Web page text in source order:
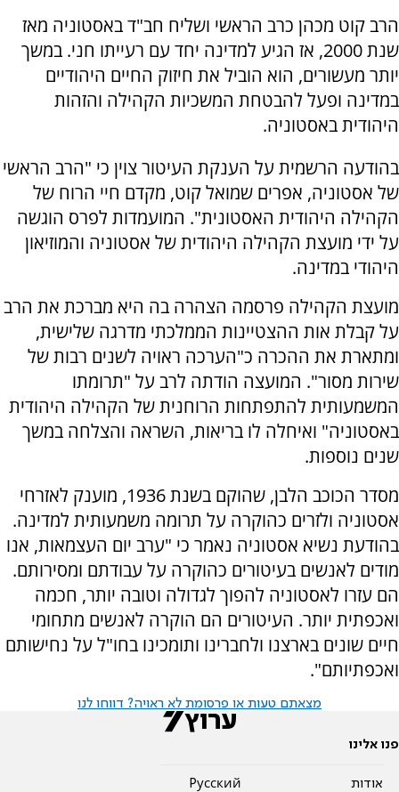
הרב קוט מכהן כרב הראשי ושליח חב"ד באסטוניה מאז
שנת 2000, אז הגיע למדינה יחד עם רעייתו חני. במשך
יותר מעשורים, הוא הוביל את חיזוק החיים היהודיים
במדינה ופעל להבטחת המשכיות הקהילה והזהות
היהודית באסטוניה.
בהודעה הרשמית על הענקת העיטור צוין כי "הרב הראשי
של אסטוניה, אפרים שמואל קוט, מקדם חיי הרוח של
הקהילה היהודית האסטונית". המועמדות לפרס הוגשה
על ידי מועצת הקהילה היהודית של אסטוניה והמוזיאון
היהודי במדינה.
מועצת הקהילה פרסמה הצהרה בה היא מברכת את הרב
על קבלת אות ההצטיינות הממלכתי מדרגה שלישית,
ומתארת את ההכרה כ"הערכה ראויה לשנים רבות של
שירות מסור". המועצה הודתה לרב על "תרומתו
המשמעותית להתפתחות הרוחנית של הקהילה היהודית
באסטוניה" ואיחלה לו בריאות, השראה והצלחה במשך
שנים נוספות.
מסדר הכוכב הלבן, שהוקם בשנת 1936, מוענק לאזרחי
אסטוניה ולזרים כהוקרה על תרומה משמעותית למדינה.
בהודעת נשיא אסטוניה נאמר כי "ערב יום העצמאות, אנו
מודים לאנשים בעיטורים כהוקרה על עבודתם ומסירותם.
הם עזרו לאסטוניה להפוך לגדולה וטובה יותר, חכמה
ואכפתית יותר. העיטורים הם הוקרה לאנשים מתחומי
חיים שונים בארצנו ולחברינו ותומכינו בחו"ל על נחישותם
ואכפתיותם".
מצאתם טעות או פרסומת לא ראויה? דווחו לנו
פנו אלינו
אודות
Pусский